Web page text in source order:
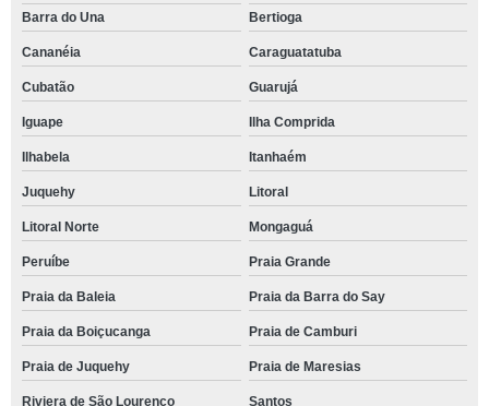
Barra do Una
Bertioga
Cananéia Caraguatatuba
Cubatão Guarujá
Iguape Ilha Comprida
Ilhabela Itanhaém
Juquehy Litoral
Litoral Norte Mongaguá
Peruíbe Praia Grande
Praia da Baleia Praia da Barra do Say
Praia da Boiçucanga Praia de Camburi
Praia de Juquehy Praia de Maresias
Riviera de São Lourenço Santos